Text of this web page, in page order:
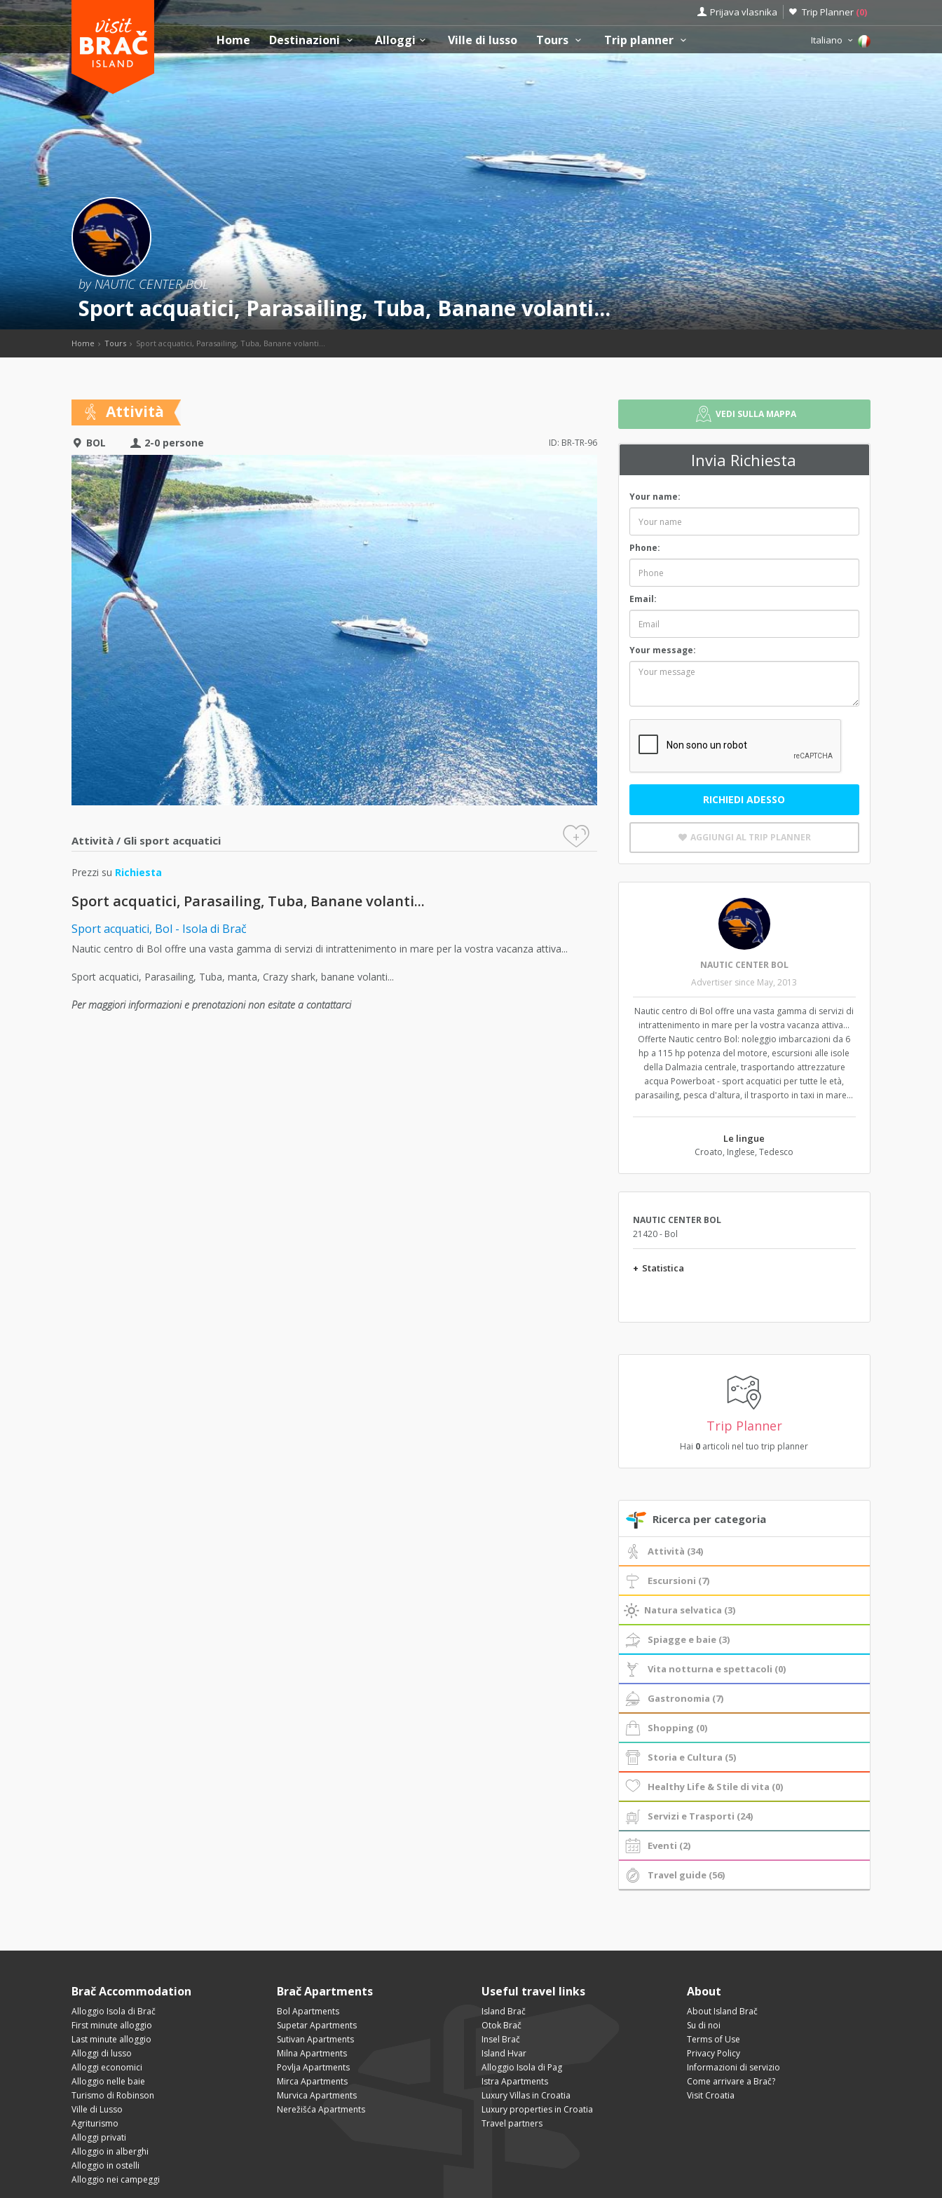
Prijava vlasnika Trip Planner (0)
Home Destinazioni Alloggi Ville di lusso Tours Trip planner Italiano
by NAUTIC CENTER BOL
Sport acquatici, Parasailing, Tuba, Banane volanti...
Home Tours Sport acquatici, Parasailing, Tuba, Banane volanti...
Attività
BOL 2-0 persone ID: BR-TR-96
Attività / Gli sport acquatici +
Prezzi su Richiesta
Sport acquatici, Parasailing, Tuba, Banane volanti...
Sport acquatici, Bol - Isola di Brač
Nautic centro di Bol offre una vasta gamma di servizi di intrattenimento in mare per la vostra vacanza attiva...
Sport acquatici, Parasailing, Tuba, manta, Crazy shark, banane volanti...
Per maggiori informazioni e prenotazioni non esitate a contattarci
VEDI SULLA MAPPA
Invia Richiesta
Your name:
Phone:
Email:
Your message:
RICHIEDI ADESSO
AGGIUNGI AL TRIP PLANNER
NAUTIC CENTER BOL
Advertiser since May, 2013
Nautic centro di Bol offre una vasta gamma di servizi di
intrattenimento in mare per la vostra vacanza attiva...
Offerte Nautic centro Bol: noleggio imbarcazioni da 6
hp a 115 hp potenza del motore, escursioni alle isole
della Dalmazia centrale, trasportando attrezzature
acqua Powerboat - sport acquatici per tutte le età,
parasailing, pesca d'altura, il trasporto in taxi in mare...
Le lingue
Croato, Inglese, Tedesco
NAUTIC CENTER BOL
21420 - Bol
+ Statistica
Trip Planner
Hai 0 articoli nel tuo trip planner
Ricerca per categoria
Attività (34)
Escursioni (7)
Natura selvatica (3)
Spiagge e baie (3)
Vita notturna e spettacoli (0)
Gastronomia (7)
Shopping (0)
Storia e Cultura (5)
Healthy Life & Stile di vita (0)
Servizi e Trasporti (24)
Eventi (2)
Travel guide (56)
Brač Accommodation
Alloggio Isola di Brač
First minute alloggio
Last minute alloggio
Alloggi di lusso
Alloggi economici
Alloggio nelle baie
Turismo di Robinson
Ville di Lusso
Agriturismo
Alloggi privati
Alloggio in alberghi
Alloggio in ostelli
Alloggio nei campeggi
Brač Apartments
Bol Apartments
Supetar Apartments
Sutivan Apartments
Milna Apartments
Povlja Apartments
Mirca Apartments
Murvica Apartments
Nerežišća Apartments
Useful travel links
Island Brač
Otok Brač
Insel Brač
Island Hvar
Alloggio Isola di Pag
Istra Apartments
Luxury Villas in Croatia
Luxury properties in Croatia
Travel partners
About
About Island Brač
Su di noi
Terms of Use
Privacy Policy
Informazioni di servizio
Come arrivare a Brač?
Visit Croatia